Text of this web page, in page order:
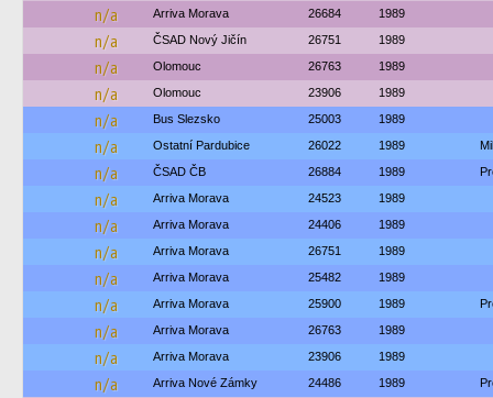
n/a Arriva Morava 26684 1989
n/a ČSAD Nový Jičín 26751 1989
n/a Olomouc 26763 1989
n/a Olomouc 23906 1989
n/a Bus Slezsko 25003 1989
n/a Ostatní Pardubice 26022 1989
n/a ČSAD ČB 26884 1989
n/a Arriva Morava 24523 1989
n/a Arriva Morava 24406 1989
n/a Arriva Morava 26751 1989
n/a Arriva Morava 25482 1989
n/a Arriva Morava 25900 1989
n/a Arriva Morava 26763 1989
n/a Arriva Morava 23906 1989
n/a Arriva Nové Zámky 24486 1989